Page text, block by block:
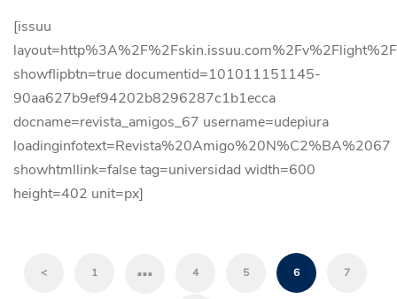
[issuu
showflipbtn=true documentid=101011151145-
90aa627b9ef94202b8296287c1b1ecca
docname=revista_amigos_67 username=udepiura
loadinginfotext=Revista%20Amigo%20N%C2%BA%2067
showhtmllink=false tag=universidad width=600
height=402 unit=px]
< 1 … 4 5 6 7